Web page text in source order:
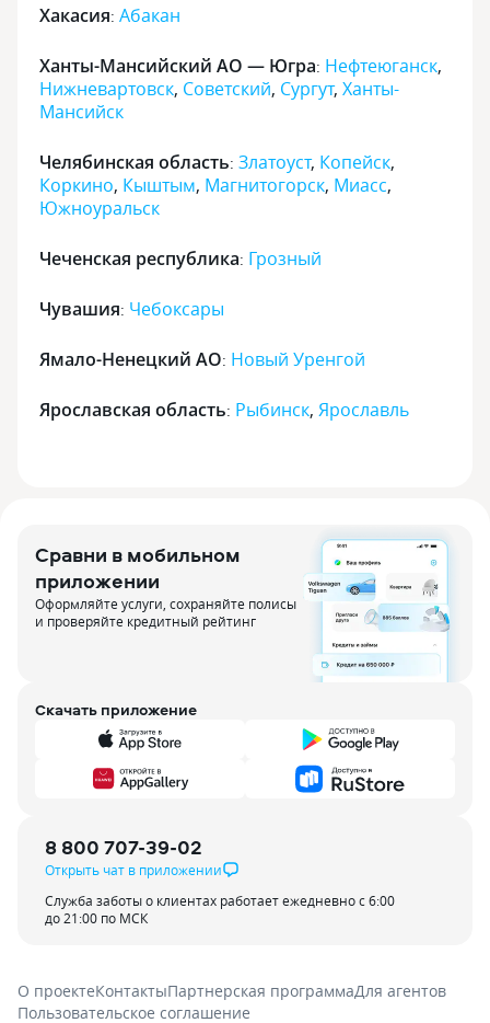
Хакасия: Абакан
Ханты-Мансийский АО — Югра: Нефтеюганск,
Нижневартовск, Советский, Сургут, Ханты-
Мансийск
Челябинская область: Златоуст, Копейск,
Коркино, Кыштым, Магнитогорск, Миасс,
Южноуральск
Чеченская республика: Грозный
Чувашия: Чебоксары
Ямало-Ненецкий АО: Новый Уренгой
Ярославская область: Рыбинск, Ярославль
Сравни в мобильном
приложении
Оформляйте услуги, сохраняйте полисы
и проверяйте кредитный рейтинг
Скачать приложение
8 800 707-39-02
Открыть чат в приложении
Служба заботы о клиентах работает ежедневно с 6:00
до 21:00 по МСК
О проектеКонтактыПартнерская программаДля агентов
Пользовательское соглашение